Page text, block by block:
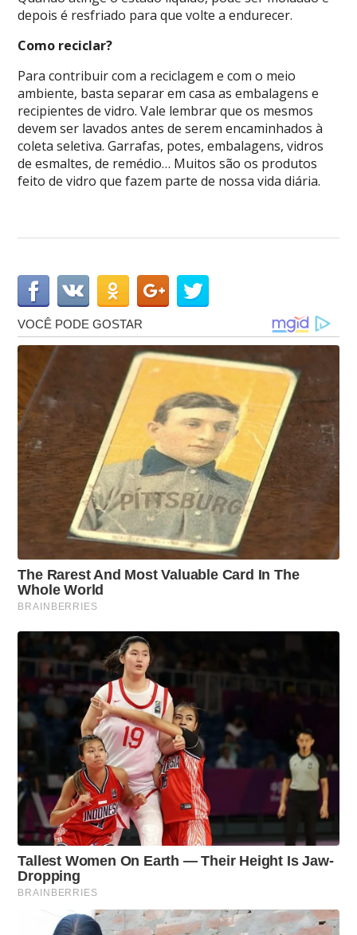
depois é resfriado para que volte a endurecer.
Como reciclar?
Para contribuir com a reciclagem e com o meio
ambiente, basta separar em casa as embalagens e
recipientes de vidro. Vale lembrar que os mesmos
devem ser lavados antes de serem encaminhados à
coleta seletiva. Garrafas, potes, embalagens, vidros
de esmaltes, de remédio… Muitos são os produtos
feito de vidro que fazem parte de nossa vida diária.